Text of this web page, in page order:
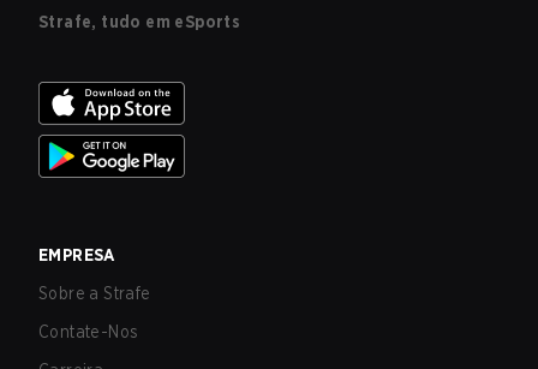
Strafe, tudo em eSports
EMPRESA
Sobre a Strafe
Contate-Nos